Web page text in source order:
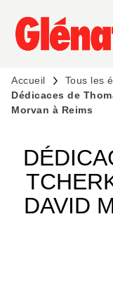
MENU
PIED DE PAGE
Accueil
Tous les
Dédicaces de
Morvan à Reims
DAVID